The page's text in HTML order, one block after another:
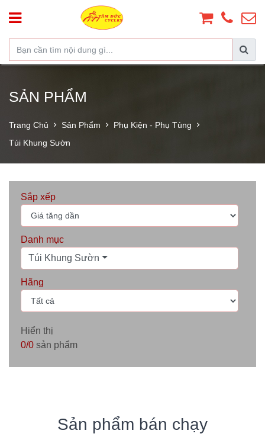
SẢN PHẨM
Trang Chủ Sản Phẩm
Phụ Kiện - Phụ Tùng
Túi Khung Sườn
Sắp xếp
Danh mục
Túi Khung Sườn
Hãng
Hiển thị
0/0 sản phẩm
Sản phẩm bán chạy